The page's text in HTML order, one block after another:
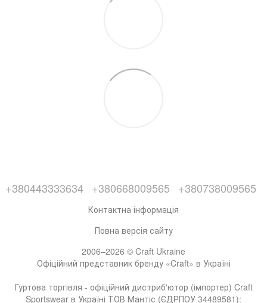
+380443333634 +380668009565 +380738009565
Контактна інформація
Повна версія сайту
2006–2026 © Craft Ukraine
Офіційний представник бренду «Craft» в Україні
Гуртова торгівля - офіційний дистриб'ютор (імпортер) Craft
Sportswear в Україні ТОВ Мантіс (ЄДРПОУ 34489581):